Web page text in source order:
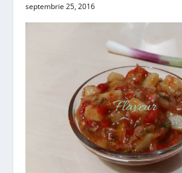
septembrie 25, 2016